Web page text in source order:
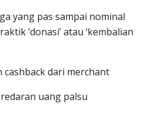
yang pas sampai nominal
‘donasi’ atau ‘kembalian
cashback dari merchant
uang palsu